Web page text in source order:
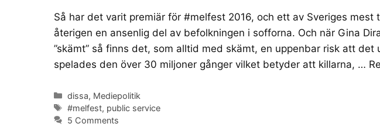
Så har det varit premiär för #melfest 2016, och ett av Sveriges mest
återigen en ansenlig del av befolkningen i sofforna. Och när Gina
”skämt” så finns det, som alltid med skämt, en uppenbar risk att
spelades den över 30 miljoner gånger vilket betyder att killarna, …
Categories
dissa, Mediepolitik
Tags
#melfest, public service
5 Comments